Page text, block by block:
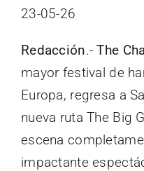
23-05-26
Redacción.-The
mayor festival de
Europa, regresa a
nueva ruta The Big
escena
impactante